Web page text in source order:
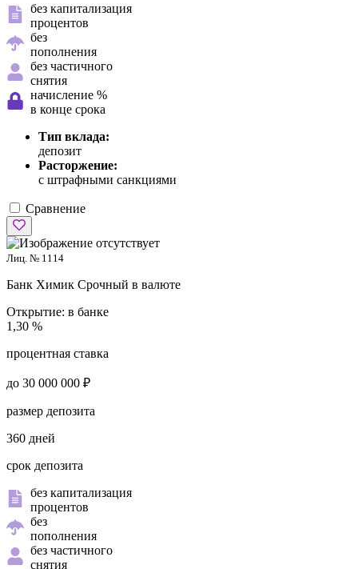
без капитализация
процентов
без
пополнения
без частичного
снятия
начисление %
в конце срока
Тип вклада:
депозит
Расторжение:
с штрафными санкциями
Сравнение
Лиц. № 1114
Банк Химик Срочный в валюте
Открытие: в банке
1,30 %
процентная ставка
до 30 000 000 ₽
размер депозита
360 дней
срок депозита
без капитализация
процентов
без
пополнения
без частичного
снятия